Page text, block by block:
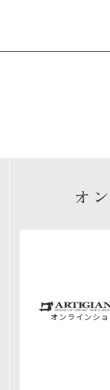
オ
オンラインシ